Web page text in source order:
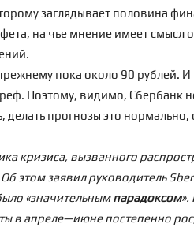
заглядывает половина
на чье мнение имеет смысл
пока около 90 рублей.
Поэтому, видимо, Сбербанк
прогнозы это
кризиса, вызванного
этом заявил руководитель
«значительнымпарадоксом».
в апреле—июне постепенно